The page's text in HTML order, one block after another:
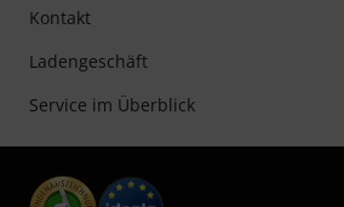
Kontakt
Ladengeschäft
Service im Überblick